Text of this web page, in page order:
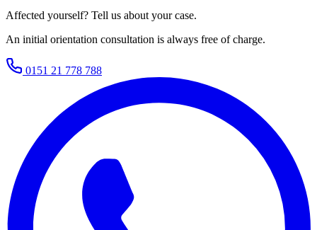
Affected yourself? Tell us about your case.
An initial orientation consultation is always free of charge.
0151 21 778 788